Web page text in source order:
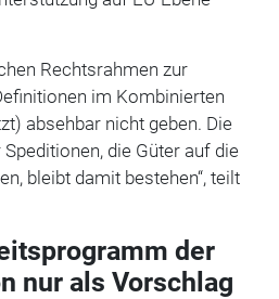
Rechtsrahmen zur
im Kombinierten
absehbar nicht geben. Die
die Güter auf die
bleibt damit bestehen“, teilt
der
nur als Vorschlag